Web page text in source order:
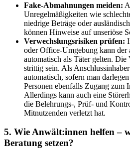
Fake-Abmahnungen meiden:
Unregelmäßigkeiten wie
niedrige Beträge oder
können Hinweise auf unseriöse
Verwechslungsrisiken prüfen:
oder Office-Umgebung kann der
automatisch als Täter gelten.
strittig sein. Als
automatisch, sofern man
Personen ebenfalls Zugang zum
Allerdings kann auch eine
die Belehrungs-, Prüf- und
Mitnutzenden verletzt hat.
5. Wie Anwält:innen helfen –
Beratung setzen?